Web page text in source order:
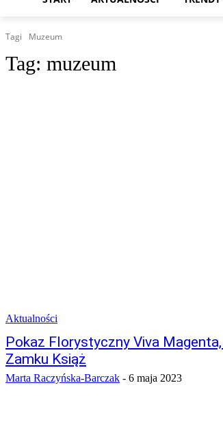
Tagi Muzeum
Tag: muzeum
Aktualności
Pokaz Florystyczny Viva
Zamku Książ
Marta Raczyńska-Barczak - 6 maja 2023